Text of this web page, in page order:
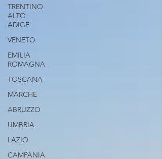
TRENTINO
ALTO
ADIGE
VENETO
EMILIA
ROMAGNA
TOSCANA
MARCHE
ABRUZZO
UMBRIA
LAZIO
CAMPANIA